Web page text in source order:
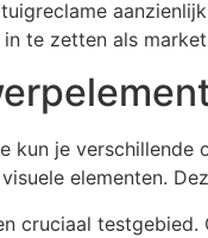
te zetten als
kun je verschillende
elementen.
cruciaal